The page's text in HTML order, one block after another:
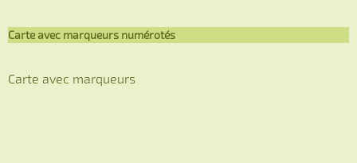
Carte avec marqueurs numérotés
Carte avec marqueurs